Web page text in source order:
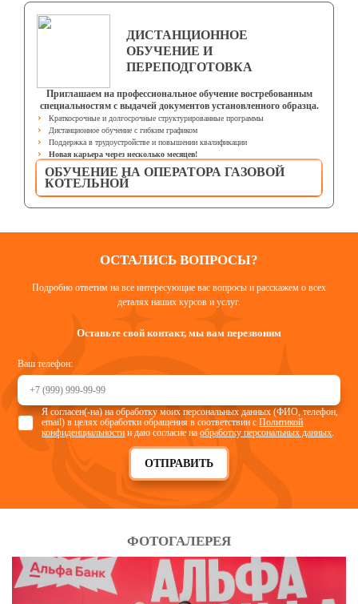
Смотреть
СПЕЦОДЕЖДА ДЛЯ ИТР
Смотреть
ДИСТАНЦИОННОЕ
ОБУЧЕНИЕ И
ПЕРЕПОДГОТОВКА
Приглашаем на профессиональное обучение востребованным
специальностям с выдачей документов установленного образца.
Краткосрочные и долгосрочные структурированные программы
Дистанционное обучение с гибким графиком
Поддержка в трудоустройстве и повышении квалификации
Новая карьера через несколько месяцев!
ОБУЧЕНИЕ НА ОПЕРАТОРА ГАЗОВОЙ
КОТЕЛЬНОЙ
ОСТАЛИСЬ ВОПРОСЫ?
Подробно ответим на все интересующие вас вопросы и расскажем о всех
деталях наших курсов и услуг.
Оставьте свой контакт, мы вам перезвоним
Ваш телефон:
ОТПРАВИТЬ
Я согласен(-на) на обработку моих персональных данных (ФИО, телефон,
email) в целях обработки обращения в соответствии сПолитикой
конфиденциальности и даю согласие наобработку персональных данных.
ФОТОГАЛЕРЕЯ